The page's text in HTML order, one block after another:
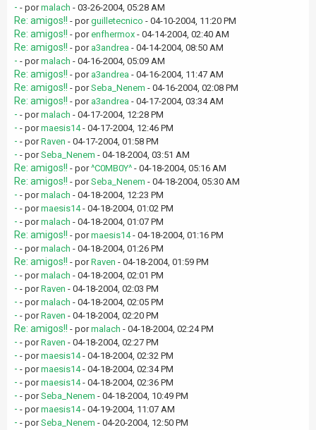
- - pormalach - 03-26-2004, 05:28 AM
Re: amigos!! - porguilletecnico - 04-10-2004, 11:20 PM
Re: amigos!! - porenfhermox - 04-14-2004, 02:40 AM
Re: amigos!! - por a3andrea - 04-14-2004, 08:50 AM
- - pormalach - 04-16-2004, 05:09 AM
Re: amigos!! - por a3andrea - 04-16-2004, 11:47 AM
Re: amigos!! - porSeba_Nenem - 04-16-2004, 02:08 PM
Re: amigos!! - por a3andrea - 04-17-2004, 03:34 AM
- - pormalach - 04-17-2004, 12:28 PM
- - pormaesis14- 04-17-2004, 12:46 PM
- - porRaven - 04-17-2004, 01:58 PM
- - porSeba_Nenem - 04-18-2004, 03:51 AM
Re: amigos!! - por^C0MB0Y^ - 04-18-2004, 05:16 AM
Re: amigos!! - porSeba_Nenem - 04-18-2004, 05:30 AM
- - pormalach - 04-18-2004, 12:23 PM
- - pormaesis14- 04-18-2004, 01:02 PM
- - pormalach - 04-18-2004, 01:07 PM
Re: amigos!! - pormaesis14- 04-18-2004, 01:16 PM
- - pormalach - 04-18-2004, 01:26 PM
Re: amigos!! - porRaven - 04-18-2004, 01:59 PM
- - pormalach - 04-18-2004, 02:01 PM
- - porRaven - 04-18-2004, 02:03 PM
- - pormalach - 04-18-2004, 02:05 PM
- - porRaven - 04-18-2004, 02:20 PM
Re: amigos!! - pormalach - 04-18-2004, 02:24 PM
- - porRaven - 04-18-2004, 02:27 PM
- - pormaesis14- 04-18-2004, 02:32 PM
- - pormaesis14- 04-18-2004, 02:34 PM
- - pormaesis14- 04-18-2004, 02:36 PM
- - porSeba_Nenem - 04-18-2004, 10:49 PM
- - pormaesis14- 04-19-2004, 11:07 AM
- - porSeba_Nenem - 04-20-2004, 12:50 PM